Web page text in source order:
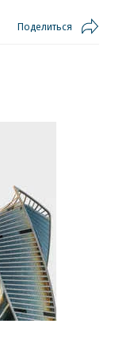
Поделиться